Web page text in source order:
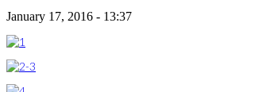
January 17, 2016 - 13:37